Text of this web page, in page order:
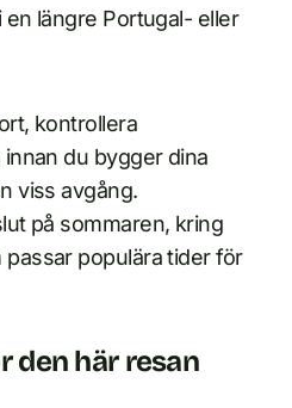
längre Portugal- eller
kontrollera
du bygger dina
viss avgång.
på sommaren, kring
populära tider för
den här resan